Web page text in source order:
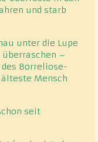
und starb
unter die Lupe
überraschen –
des Borreliose-
Mensch
seit